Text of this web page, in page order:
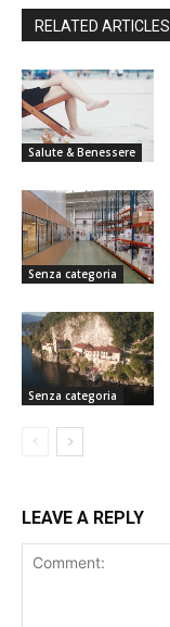
RELATED ARTICLES
Salute & Benessere
Senza categoria
Senza categoria
LEAVE A REPLY